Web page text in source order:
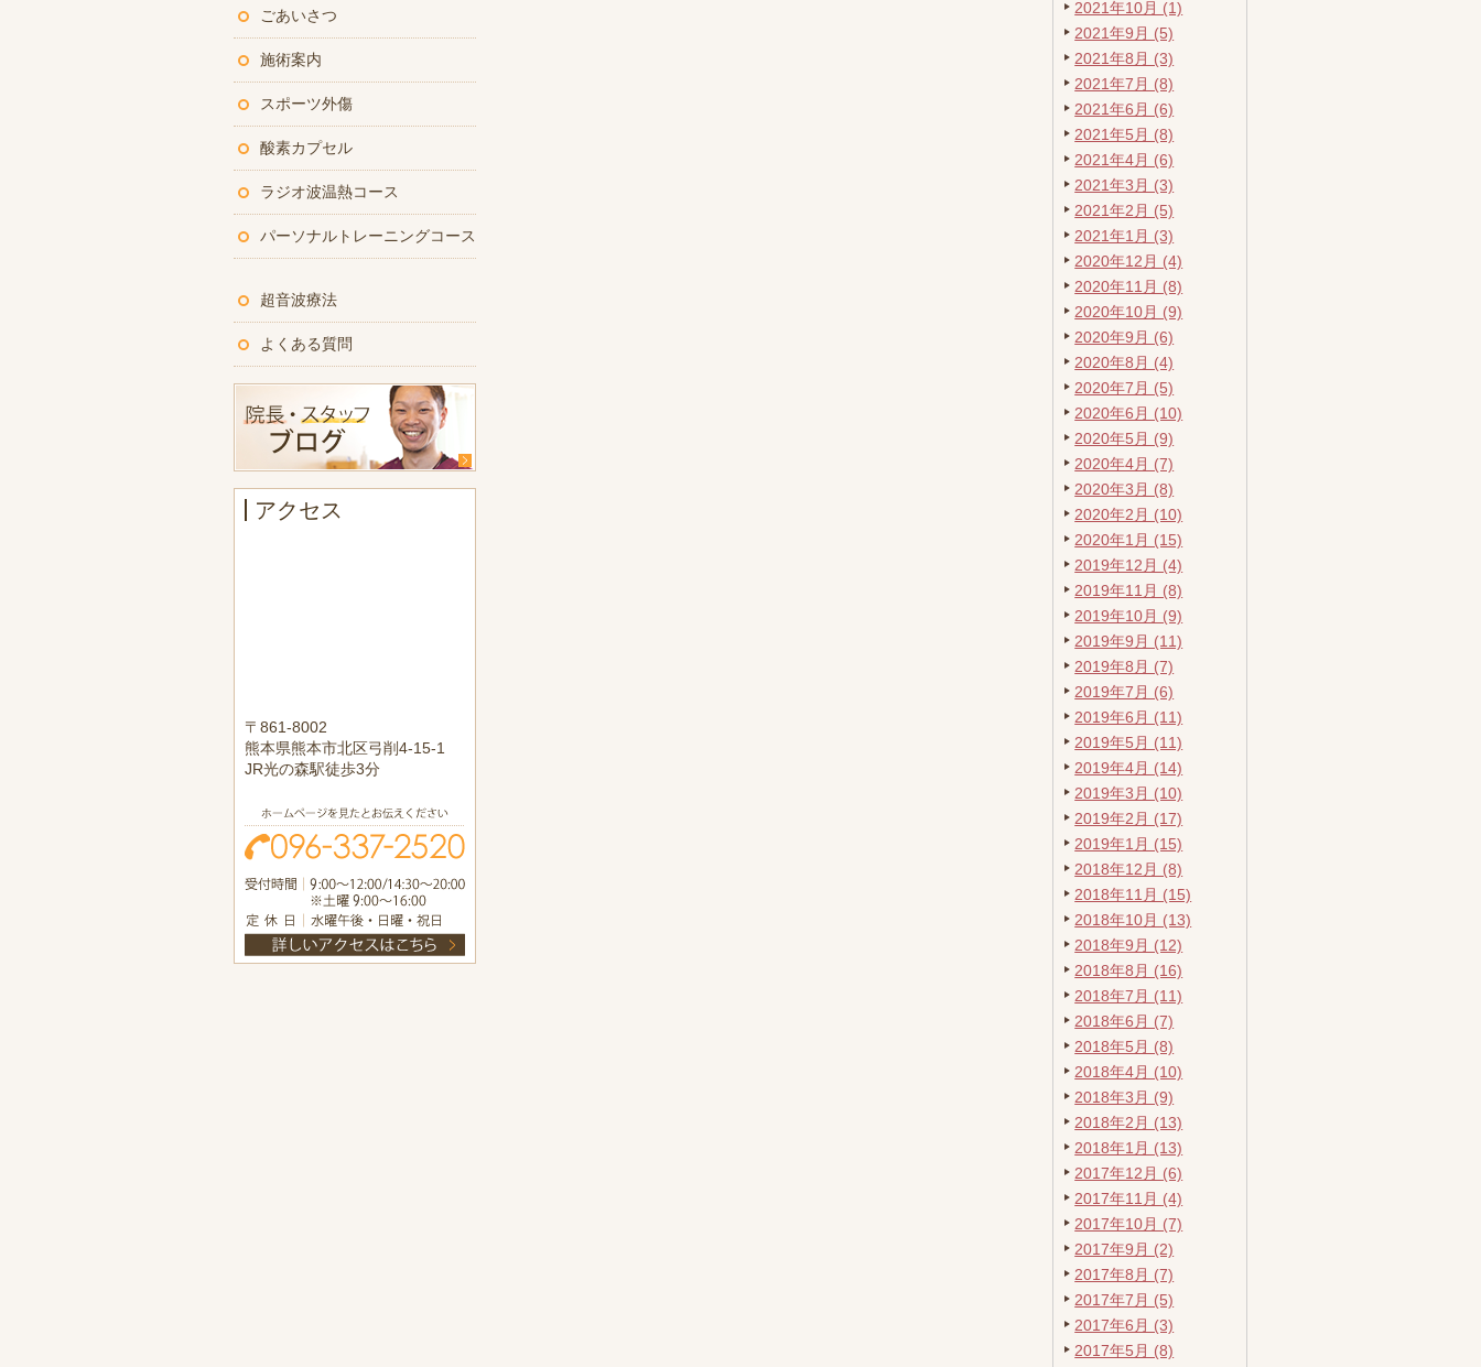
2021年10月 (1)
2021年9月 (5)
2021年8月 (3)
2021年7月 (8)
2021年6月 (6)
2021年5月 (8)
2021年4月 (6)
2021年3月 (3)
2021年2月 (5)
2021年1月 (3)
2020年12月 (4)
2020年11月 (8)
2020年10月 (9)
2020年9月 (6)
2020年8月 (4)
2020年7月 (5)
2020年6月 (10)
2020年5月 (9)
2020年4月 (7)
2020年3月 (8)
2020年2月 (10)
2020年1月 (15)
2019年12月 (4)
2019年11月 (8)
2019年10月 (9)
2019年9月 (11)
2019年8月 (7)
2019年7月 (6)
2019年6月 (11)
2019年5月 (11)
2019年4月 (14)
2019年3月 (10)
2019年2月 (17)
2019年1月 (15)
2018年12月 (8)
2018年11月 (15)
2018年10月 (13)
2018年9月 (12)
2018年8月 (16)
2018年7月 (11)
2018年6月 (7)
2018年5月 (8)
2018年4月 (10)
2018年3月 (9)
2018年2月 (13)
2018年1月 (13)
2017年12月 (6)
2017年11月 (4)
2017年10月 (7)
2017年9月 (2)
2017年8月 (7)
2017年7月 (5)
2017年6月 (3)
2017年5月 (8)
ごあいさつ
施術案内
スポーツ外傷
酸素カプセル
ラジオ波温熱コース
パーソナルトレーニングコース
超音波療法
よくある質問
アクセス
〒861-8002
熊本県熊本市北区弓削4-15-1
JR光の森駅徒歩3分